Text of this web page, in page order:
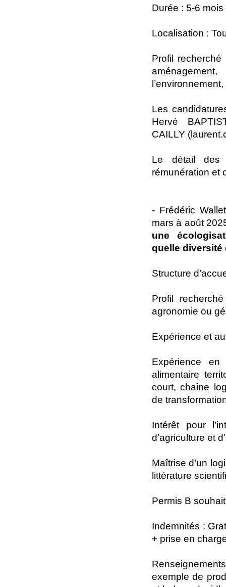
Durée : 5-6
Localisation :
Profil
Les
Hervé
CAILLY
Le détail des
rémunération et
- Frédéric
mars à août
une
quelle diversité
Structure
Profil
agronomie ou
Expérience et
Expérience
alimentaire
court, chaine
de
Intérêt pour
d’agriculture et
Maîtrise d’un
littérature
Permis B
Indemnités :
+ prise en
exemple de